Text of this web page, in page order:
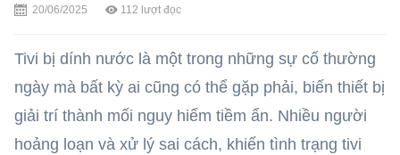
20/06/2025 112 lượt đọc
Tivi bị dính nước là một trong những sự cố thường
ngày mà bất kỳ ai cũng có thể gặp phải, biến thiết bị
giải trí thành mối nguy hiểm tiềm ẩn. Nhiều người
hoảng loạn và xử lý sai cách, khiến tình trạng tivi